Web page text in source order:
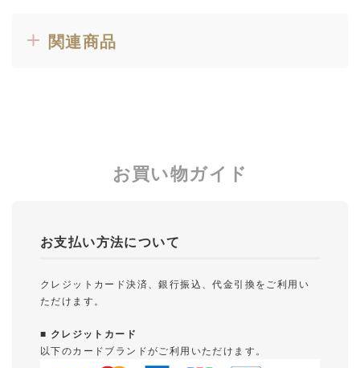
関連商品
お買い物ガイド
お支払い方法について
クレジットカード決済、銀行振込、代金引換をご利用い
ただけます。
■ クレジットカード
以下のカードブランドがご利用いただけます。